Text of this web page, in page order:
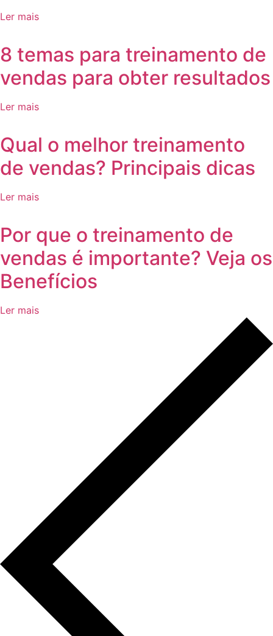
Ler mais
8 temas para treinamento de
vendas para obter resultados
Ler mais
Qual o melhor treinamento
de vendas? Principais dicas
Ler mais
Por que o treinamento de
vendas é importante? Veja os
Benefícios
Ler mais